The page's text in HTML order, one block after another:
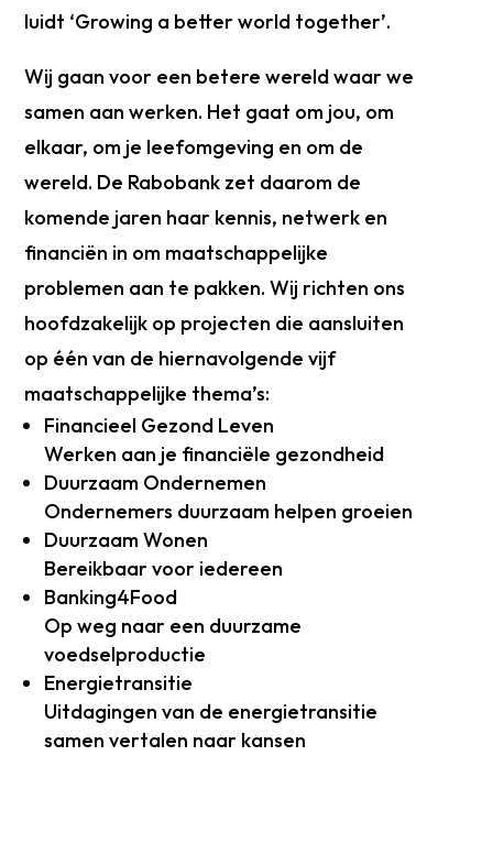
luidt ‘Growing a better world together’.
Wij gaan voor een betere wereld waar we
samen aan werken. Het gaat om jou, om
elkaar, om je leefomgeving en om de
wereld. De Rabobank zet daarom de
komende jaren haar kennis, netwerk en
financiën in om maatschappelijke
problemen aan te pakken. Wij richten ons
hoofdzakelijk op projecten die aansluiten
op één van de hiernavolgende vijf
maatschappelijke thema’s:
Financieel Gezond Leven
Werken aan je financiële gezondheid
Duurzaam Ondernemen
Ondernemers duurzaam helpen groeien
Duurzaam Wonen
Bereikbaar voor iedereen
Banking4Food
Op weg naar een duurzame
voedselproductie
Energietransitie
Uitdagingen van de energietransitie
samen vertalen naar kansen